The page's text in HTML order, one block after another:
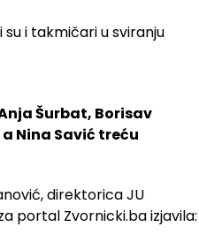
i takmičari u sviranju
Šurbat, Borisav
Nina Savić treću
direktorica JU
portal Zvornicki.ba izjavila: